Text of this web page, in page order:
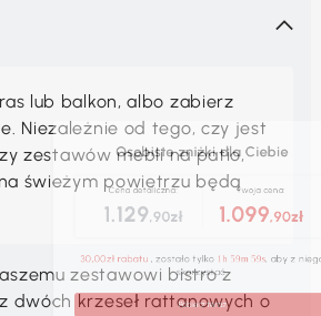
lub balkon, albo zabierz
Niezależnie od tego, czy jest
zestawów mebli na patio,
świeżym powietrzu będą
zestawowi bistro z
dwóch krzeseł rattanowych o
Cena detaliczna:
1.129 ,90zł
Twoja
1.099
rabatu, zostało tylko1h 59m 59s
skorzystać.